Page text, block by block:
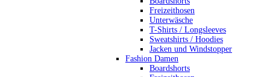
Freizeithosen
Unterwäsche
T-Shirts / Longsleeves
Sweatshirts / Hoodies
Jacken und Windstopper
Fashion Damen
Boardshorts